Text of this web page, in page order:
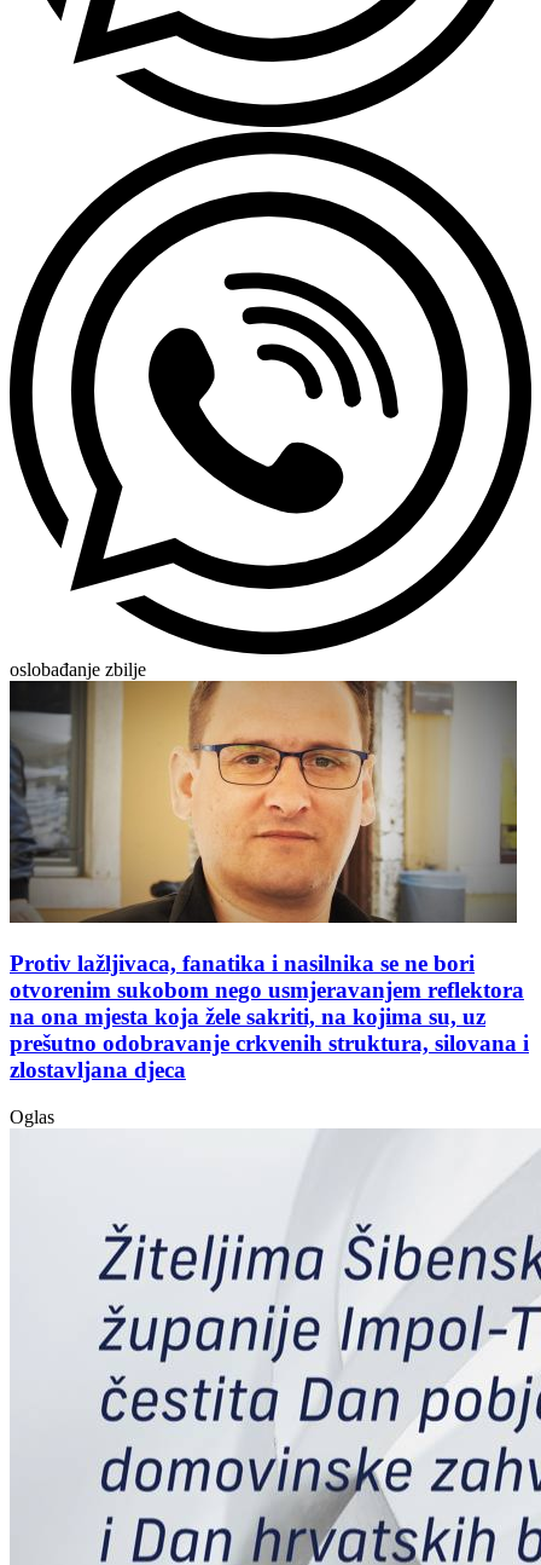
oslobađanje zbilje
Protiv lažljivaca, fanatika i nasilnika se ne bori
otvorenim sukobom nego usmjeravanjem reflektora
na ona mjesta koja žele sakriti, na kojima su, uz
prešutno odobravanje crkvenih struktura, silovana i
zlostavljana djeca
Oglas